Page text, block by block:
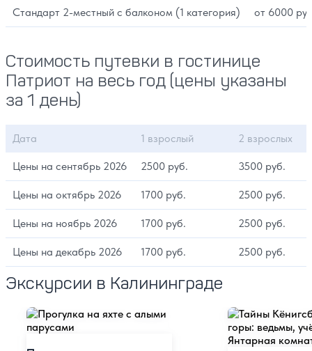
Стандарт 2-местный с балконом (1 категория) от 6000
Стоимость путевки в гостинице
Патриот на весь год (цены указаны
за 1 день)
Дата 1 взрослый 2 взрослых
Цены на сентябрь 2026 2500 руб. 3500 руб.
Цены на октябрь 2026 1700 руб. 2500 руб.
Цены на ноябрь 2026 1700 руб. 2500 руб.
Цены на декабрь 2026 1700 руб. 2500 руб.
Экскурсии в Калининграде